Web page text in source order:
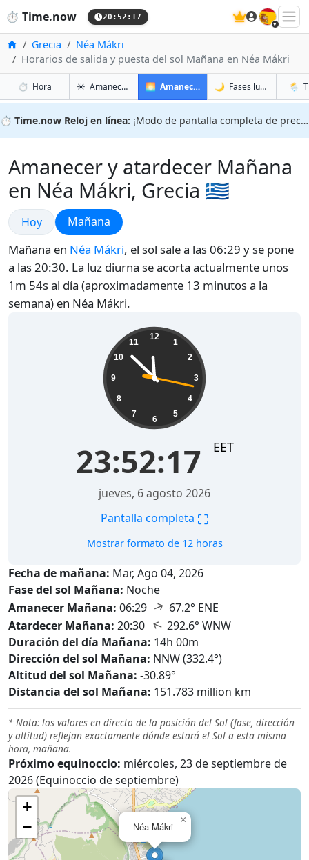
⏱️ Time.now 20:52:18 🇪🇸
InicioGrecia
Néa Mákri
Horarios de salida y puesta del sol Mañana en Néa Mákri
⏱️ Horaen Néa Mákri
☀️ Amanecer y atardecer en Néa Mákri
🌅 Amanecer y atardecer mañana en
🌙 Fases lunares en
🌦️
⏱️ Time.now Reloj en línea: ¡Modo de pantalla completa de precisión!
Amanecer y atardecer Mañana
en Néa Mákri, Grecia 🇬🇷
Amanecer y atardecer
Hoy Amanecer y atardecer
Mañana
Mañana en Néa Mákri, el sol sale a las 06:29 y se pone
a las 20:30. La luz diurna se acorta actualmente unos
1m 54s al día (aproximadamente 13 minutos a la
semana) en Néa Mákri.
12
1
2
3
4
5
6
7
8
9
10
11
23:52:18 EET
jueves, 6 agosto 2026
Pantalla completa ⛶
Mostrar formato de 12 horas
Fecha de mañana: Mar, Ago 04, 2026
Fase del sol Mañana: Noche
Amanecer Mañana: 06:29 ↑ 67.2° ENE
Atardecer Mañana: 20:30 ↑ 292.6° WNW
Duración del día Mañana: 14h 00m
Dirección del sol Mañana: NNW (332.4°)
Altitud del sol Mañana: -30.89°
Distancia del sol Mañana: 151.783 million km
* Nota: los valores en directo de la posición del Sol (fase, dirección
y altitud) reflejan exactamente dónde estará el Sol a esta misma
hora, mañana.
Próximo equinoccio: miércoles, 23 de septiembre de
2026 (Equinoccio de septiembre)
Néa Mákri
×
+
−